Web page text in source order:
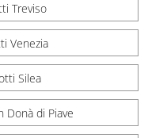
Treviso
Venezia
Silea
Donà di Piave